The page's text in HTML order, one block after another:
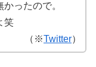
ったので。
笑
（※Twitter）